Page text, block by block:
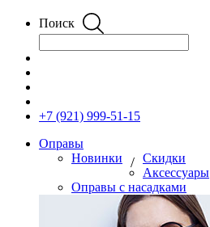
Поиск
+7 (921) 999-51-15
Оправы
Новинки
/ Скидки
Аксессуары
Оправы с насадками